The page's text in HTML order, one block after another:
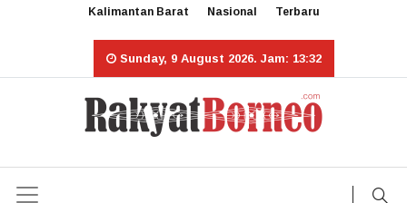
Kalimantan Barat Nasional Terbaru
Sunday, 9 August 2026. Jam: 13:32